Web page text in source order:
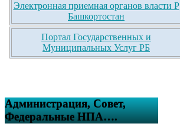
Электронная приемная органов власти Р
Башкортостан
Портал Государственных и
Муниципальных Услуг РБ
Администрация, Совет,
Федеральные НПА….